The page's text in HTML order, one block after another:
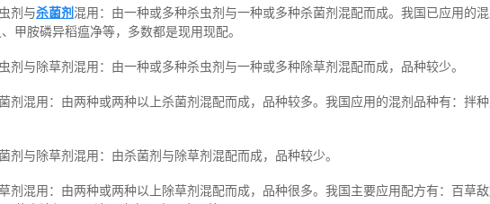
剂与杀菌剂 混用：由一种或多种杀虫剂与一种或多种杀菌剂混配而成。我国已应用的
甲胺磷异稻瘟净等，多数都是现用现配。
剂与除草剂混用：由一种或多种杀虫剂与一种或多种除草剂混配而成，品种较少。
剂混用：由两种或两种以上杀菌剂混配而成，品种较多。我国应用的混剂品种有：拌
剂与除草剂混用：由杀菌剂与除草剂混配而成，品种较少。
剂混用：由两种或两种以上除草剂混配而成，品种很多。我国主要应用配方有：百草